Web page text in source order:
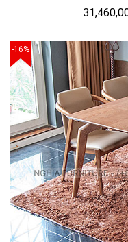
-16%